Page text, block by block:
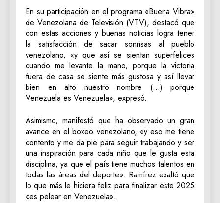
En su participación en el programa «Buena Vibra»
de Venezolana de Televisión (VTV), destacó que
con estas acciones y buenas noticias logra tener
la satisfacción de sacar sonrisas al pueblo
venezolano, «y que así se sientan superfelices
cuando me levante la mano, porque la victoria
fuera de casa se siente más gustosa y así llevar
bien en alto nuestro nombre (…) porque
Venezuela es Venezuela», expresó.
Asimismo, manifestó que ha observado un gran
avance en el boxeo venezolano, «y eso me tiene
contento y me da pie para seguir trabajando y ser
una inspiración para cada niño que le gusta esta
disciplina, ya que el país tiene muchos talentos en
todas las áreas del deporte». Ramírez exaltó que
lo que más le hiciera feliz para finalizar este 2025
«es pelear en Venezuela».